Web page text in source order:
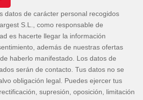
datos de carácter personal recogidos
S.L., como responsable de
es hacerte llegar la información
además de nuestras ofertas
haberlo manifestado. Los datos de
serán de contacto. Tus datos no se
obligación legal. Puedes ejercer tus
supresión, oposición, limitación